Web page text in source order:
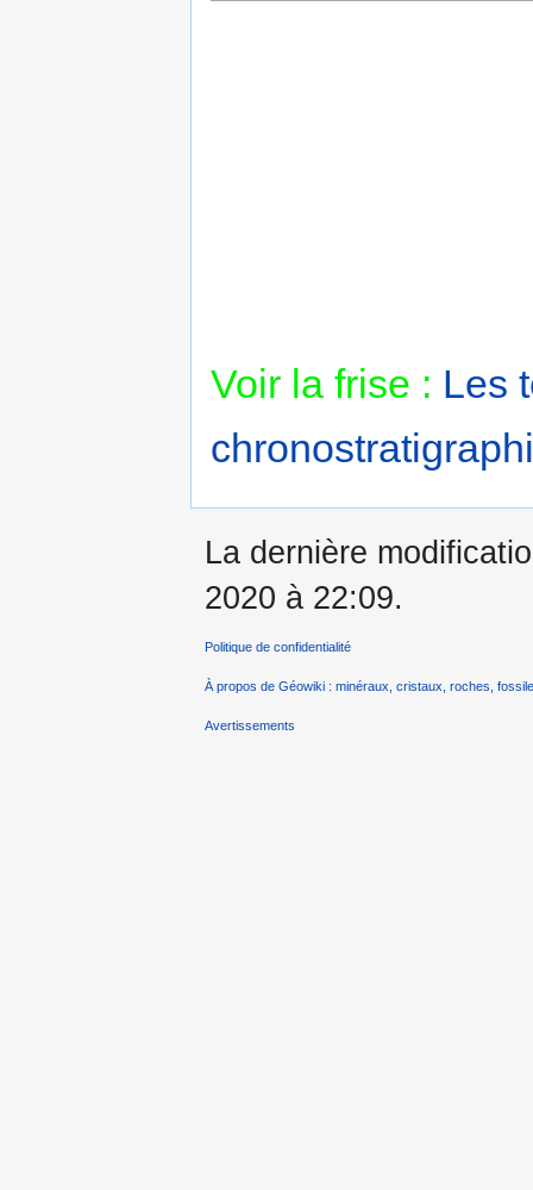
Voir la frise : Les
La dernière
2020 à 22:09.
Politique de confidentialité
À propos de Géowiki : minéraux, cristaux, roches,
Avertissements